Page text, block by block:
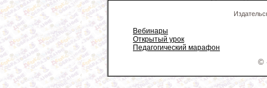
Вебинары
Открытый урок
Педагогический марафон
©